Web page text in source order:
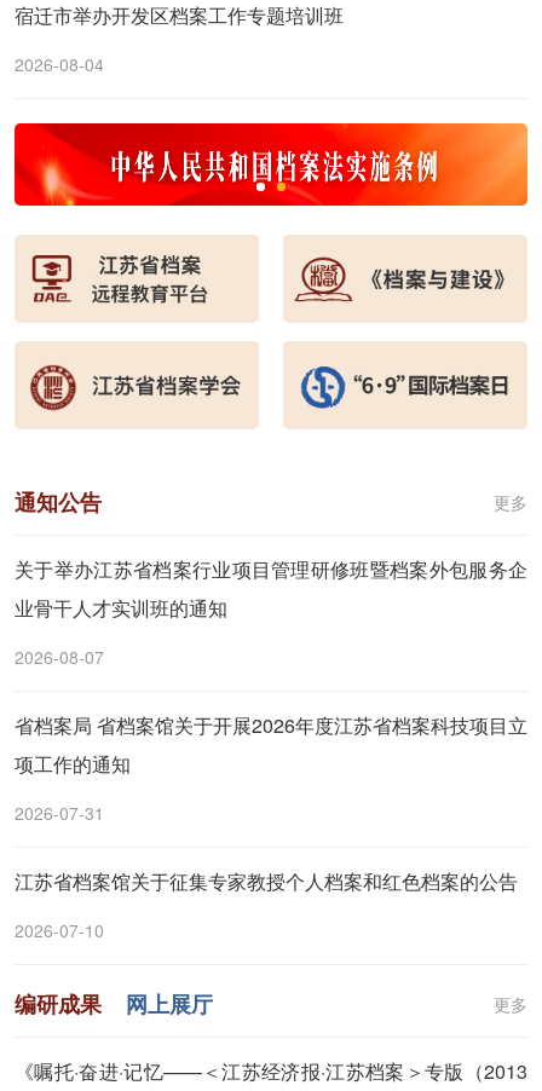
宿迁市举办开发区档案工作专题培训班
2026-08-04
通知公告 更多
关于举办江苏省档案行业项目管理研修班暨档案外包服务企
业骨干人才实训班的通知
2026-08-07
省档案局 省档案馆关于开展2026年度江苏省档案科技项目立
项工作的通知
2026-07-31
江苏省档案馆关于征集专家教授个人档案和红色档案的公告
2026-07-10
编研成果 网上展厅 更多
《嘱托·奋进·记忆——＜江苏经济报·江苏档案＞专版（2013